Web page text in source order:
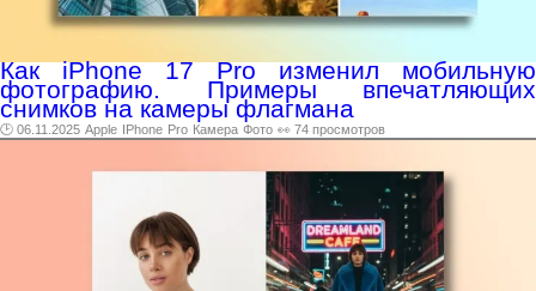
Как iPhone 17 Pro изменил мобильную
фотографию. Примеры впечатляющих
снимков на камеры флагмана
🕑 06.11.2025 Apple IPhone Pro Камера Фото 👀 74 просмотров